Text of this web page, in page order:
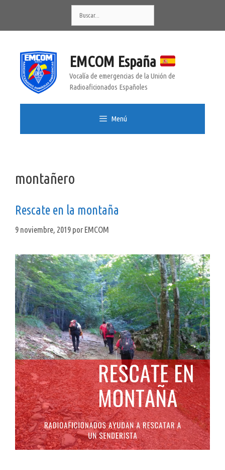
contenido
EMCOM España
Vocalía de emergencias de la Unión de
Radioaficionados Españoles
Menú
montañero
Rescate en la montaña
9 noviembre, 2019 por EMCOM